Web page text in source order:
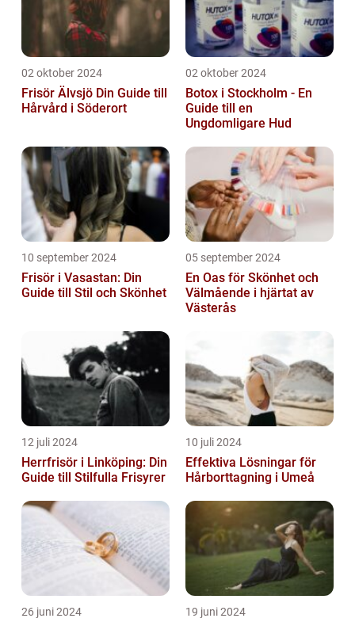
02 oktober 2024
Frisör Älvsjö Din Guide till
Hårvård i Söderort
02 oktober 2024
Botox i Stockholm - En
Guide till en
Ungdomligare Hud
10 september 2024
Frisör i Vasastan: Din
Guide till Stil och Skönhet
05 september 2024
En Oas för Skönhet och
Välmående i hjärtat av
Västerås
12 juli 2024
Herrfrisör i Linköping: Din
Guide till Stilfulla Frisyrer
10 juli 2024
Effektiva Lösningar för
Hårborttagning i Umeå
26 juni 2024 19 juni 2024